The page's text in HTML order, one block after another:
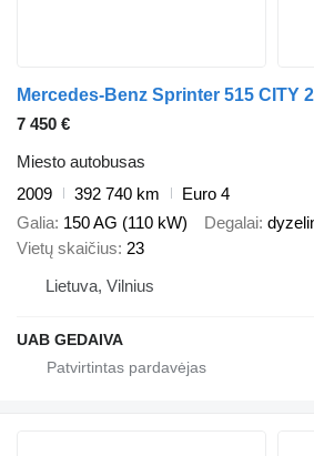
Mercedes-Benz Sprinter 515 CITY
7 450 €
Miesto autobusas
2009
392 740 km
Euro 4
Galia 150 AG (110 kW) Degalai
Vietų skaičius 23
Lietuva, Vilnius
UAB GEDAIVA